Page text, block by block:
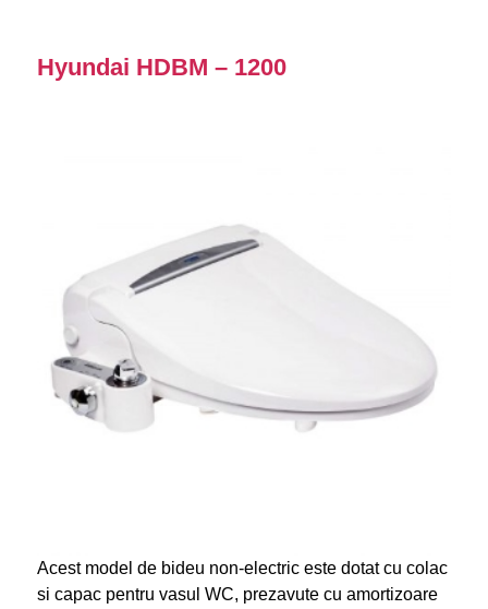
Hyundai HDBM – 1200
Acest model de bideu non-electric este dotat cu colac
si capac pentru vasul WC, prezavute cu amortizoare